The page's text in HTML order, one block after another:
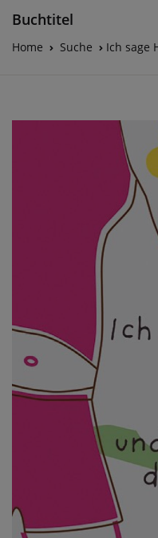
Buchtitel
Home Suche Ich sage